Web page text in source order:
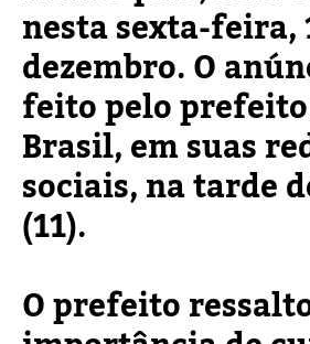
nesta sexta-feira,
dezembro. O
feito pelo
Brasil, em suas
sociais, na tarde
(11).
O prefeito